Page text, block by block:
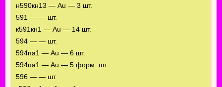
н590кн13 — Au — 3 шт.
591 — — шт.
к591кн1 — Au — 14 шт.
594 — — шт.
594па1 — Au — 6 шт.
594па1 — Au — 5 форм. шт.
596 — — шт.